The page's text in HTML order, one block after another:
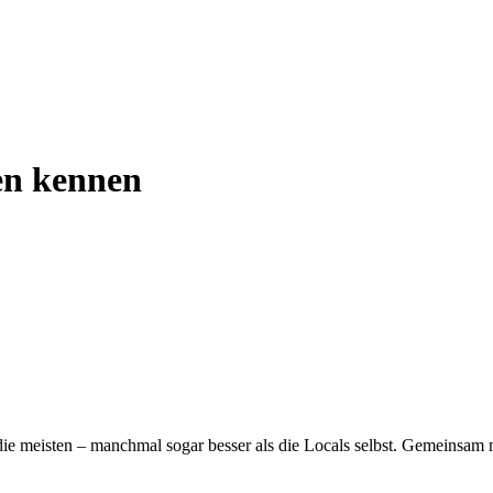
kennen
meisten – manchmal sogar besser als die Locals selbst.